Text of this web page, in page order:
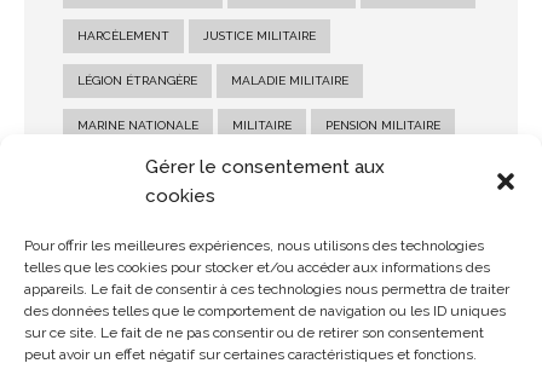
Gérer le consentement aux
cookies
Pour offrir les meilleures expériences, nous utilisons des technologies
telles que les cookies pour stocker et/ou accéder aux informations des
appareils. Le fait de consentir à ces technologies nous permettra de traiter
des données telles que le comportement de navigation ou les ID uniques
sur ce site. Le fait de ne pas consentir ou de retirer son consentement
peut avoir un effet négatif sur certaines caractéristiques et fonctions.
HARCÈLEMENT JUSTICE MILITAIRE
LÉGION ÉTRANGÈRE MALADIE MILITAIRE
MARINE NATIONALE MILITAIRE PENSION MILITAIRE
PENSION MILITAIRE D'INVALIDITÉ RECOURS MILITAIRE
SANCTION MILITAIRE SOLDE MILITAIRE
STATUT MILITAIRE